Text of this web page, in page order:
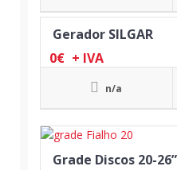
n/a
Gerador SILGAR
0€ + IVA